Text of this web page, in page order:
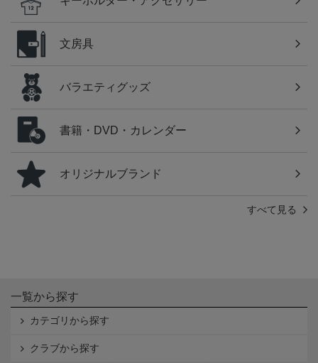
文房具
バラエティグッズ
書籍・DVD・カレンダー
オリジナルブランド
すべて見る
一覧から探す
カテゴリから探す
クラブから探す